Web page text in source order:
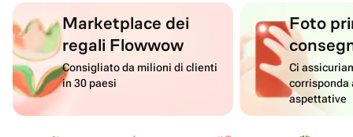
Marketplace dei
regali Flowwow
Consigliato da milioni di clienti
in 30 paesi
Foto
Ci
corrisponda
aspettative